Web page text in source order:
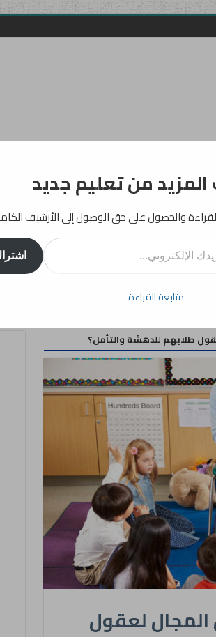
بيداغوجيا
طلابهم للدهشة والتأمل؟
المجال لعقول
من تعليم جديد
والحصول على حق الوصول إلى الأرشيف
متابعة القراءة